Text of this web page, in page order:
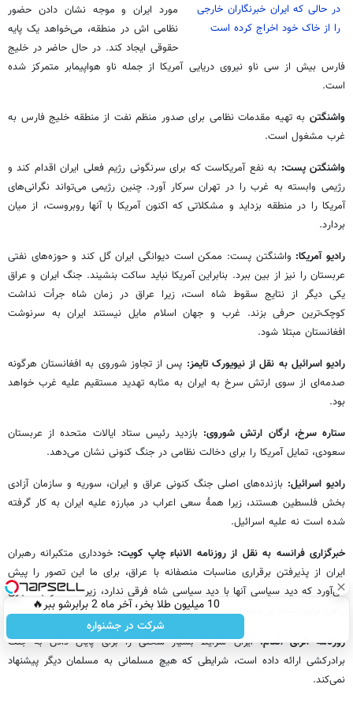
در حالی که ایران خبرنگاران خارجی
را از خاک خود اخراج کرده است
مورد ایران و موجه نشان دادن حضور
نظامی اش در منطقه، می‌خواهد یک پایه
حقوقی ایجاد کند. در حال حاضر در خلیج
فارس بیش از سی ناو نیروی دریایی آمریکا از جمله ناو هواپیمابر متمرکز شده
است.
واشنگتن به تهیه مقدمات نظامی برای صدور منظم نفت از منطقه خلیج فارس به
غرب مشغول است.
واشنگتن پست: به نفع آمریکاست که برای سرنگونی رژیم فعلی ایران اقدام کند و
رژیمی وابسته به غرب را در تهران سرکار آورد. چنین رژیمی می‌تواند نگرانی‌های
آمریکا را در منطقه بزداید و مشکلاتی که اکنون آمریکا با آنها روبروست، از میان
بردارد.
رادیو آمریکا: واشنگتن پست: ممکن است دیوانگی ایران گل کند و حوزه‌های نفتی
عربستان را نیز از بین ببرد. بنابراین آمریکا نباید ساکت بنشیند. جنگ ایران و عراق
یکی دیگر از نتایج سقوط شاه است، زیرا عراق در زمان شاه جرأت نداشت
کوچک‌ترین حرفی بزند. غرب و جهان اسلام مایل نیستند ایران به سرنوشت
افغانستان مبتلا شود.
رادیو اسرائیل به نقل از نیویورک تایمز: پس از تجاوز شوروی به افغانستان هرگونه
صدمه‌ای از سوی ارتش سرخ به ایران به مثابه تهدید مستقیم علیه غرب خواهد
بود.
ستاره سرخ، ارگان ارتش شوروی: بازدید رئیس ستاد ایالات متحده از عربستان
سعودی، تمایل آمریکا را برای دخالت نظامی در جنگ کنونی نشان می‌دهد.
رادیو اسرائیل: بازنده‌های اصلی جنگ کنونی عراق و ایران، سوریه و سازمان آزادی
بخش فلسطین هستند، زیرا همۀ سعی اعراب در مبارزه علیه ایران به کار گرفته
شده است نه علیه اسرائیل.
خبرگزاری فرانسه به نقل از روزنامه الانباء چاپ کویت: خودداری متکبرانه رهبران
ایران از پذیرفتن برقراری مناسبات منصفانه با عراق، برای ما این تصور را پیش
می‌آورد که دید سیاسی آنها با دید سیاسی شاه فرقی ندارد، زیرا شاه در جستجوی
راهی برای تسلط بر منطقه بود.
روزنامه الرای العام:ایران شرایط بسیار سختی را برای پایان دادن به جنگ
برادرکشی ارائه داده است، شرایطی که هیچ مسلمانی به مسلمان دیگر پیشنهاد
نمی‌کند.
10 میلیون طلا بخر، آخر ماه 2 برابرشو ببر🔥
شرکت در جشنواره